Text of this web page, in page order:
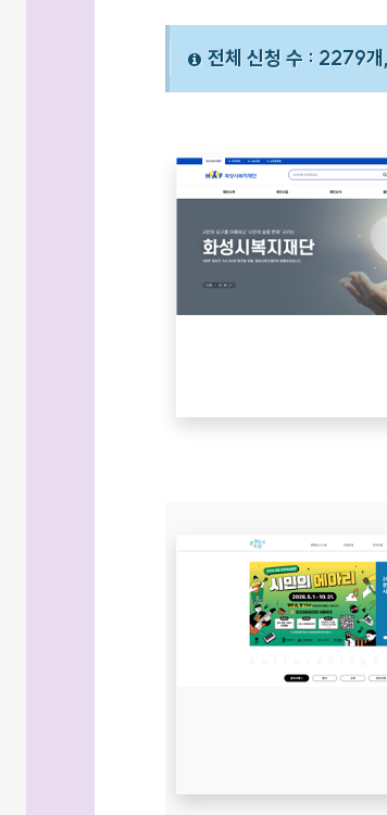
전체 신청 수 : 2279